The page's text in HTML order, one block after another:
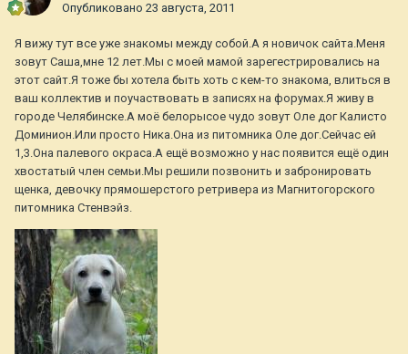
Опубликовано 23 августа, 2011
Я вижу тут все уже знакомы между собой.А я новичок сайта.Меня
зовут Саша,мне 12 лет.Мы с моей мамой зарегестрировались на
этот сайт.Я тоже бы хотела быть хоть с кем-то знакома, влиться в
ваш коллектив и поучаствовать в записях на форумах.Я живу в
городе Челябинске.А моё белорысое чудо зовут Оле дог Калисто
Доминион.Или просто Ника.Она из питомника Оле дог.Сейчас ей
1,3.Она палевого окраса.А ещё возможно у нас появится ещё один
хвостатый член семьи.Мы решили позвонить и забронировать
щенка, девочку прямошерстого ретривера из Магнитогорского
питомника Стенвэйз.